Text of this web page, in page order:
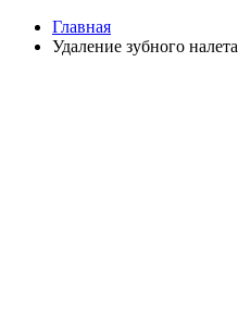
Главная
Удаление зубного налета